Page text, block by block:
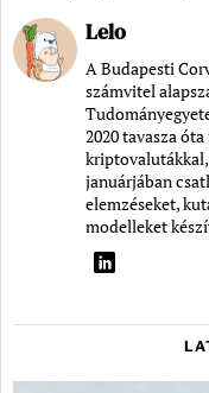
Lelo
A Budapesti
számvitel
2020 tavasza
januárjában
elemzéseket,
modelleket